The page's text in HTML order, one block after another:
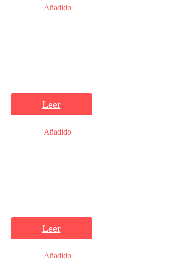
Añadido
Leer
Añadido
Leer
Añadido